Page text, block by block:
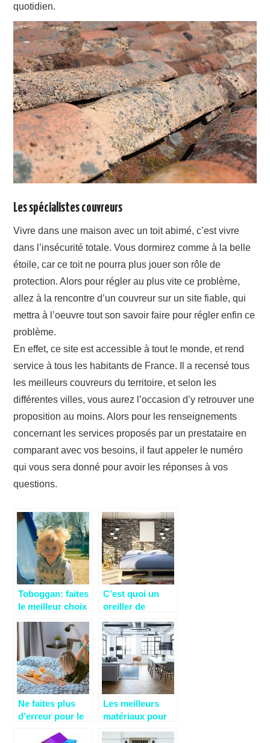
quotidien.
Les spécialistes couvreurs
Vivre dans une maison avec un toit abimé, c’est vivre
dans l’insécurité totale. Vous dormirez comme à la belle
étoile, car ce toit ne pourra plus jouer son rôle de
protection. Alors pour régler au plus vite ce problème,
allez à la rencontre d’un couvreur sur un site fiable, qui
mettra à l’oeuvre tout son savoir faire pour régler enfin ce
problème.
En effet, ce site est accessible à tout le monde, et rend
service à tous les habitants de France. Il a recensé tous
les meilleurs couvreurs du territoire, et selon les
différentes villes, vous aurez l’occasion d’y retrouver une
proposition au moins. Alors pour les renseignements
concernant les services proposés par un prestataire en
comparant avec vos besoins, il faut appeler le numéro
qui vous sera donné pour avoir les réponses à vos
questions.
Toboggan: faites
le meilleur choix
C’est quoi un
oreiller de
Ne faites plus
d’erreur pour le
Les meilleurs
matériaux pour